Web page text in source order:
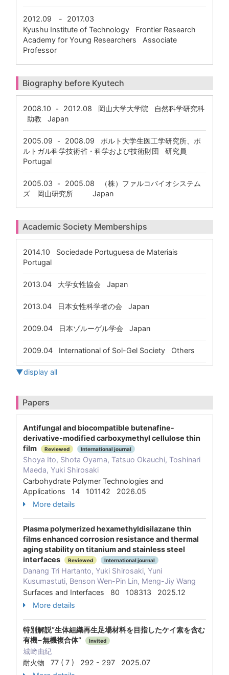
2012.09 -
2017.03
Kyushu Institute of Technology Frontier Research
Academy for Young Researchers Associate
Professor
Biography before Kyutech
2008.10 - 2012.08 岡山大学大学院 自然科学研究科
助教 Japan
2005.09 - 2008.09 ポルト大学生医工学研究所、ポ
ルトガル科学技術省・科学および技術財団 研究員
Portugal
2005.03 - 2005.08 （株）ファルコバイオシステム
ズ 岡山研究所 Japan
Academic Society Memberships
2014.10 Sociedade Portuguesa de Materiais
Portugal
2013.04 大学女性協会 Japan
2013.04 日本女性科学者の会 Japan
2009.04 日本ゾルーゲル学会 Japan
2009.04 International of Sol-Gel Society Others
▼display all
Papers
Antifungal and biocompatible butenafine-
derivative-modified carboxymethyl cellulose thin
film
Reviewed International journal
Shoya Ito, Shota Oyama, Tatsuo Okauchi, Toshinari
Maeda, Yuki Shirosaki
Carbohydrate Polymer Technologies and
Applications 14 101142 2026.05
More details
Plasma polymerized hexamethyldisilazane thin
films enhanced corrosion resistance and thermal
aging stability on titanium and stainless steel
interfaces
Reviewed International journal
Danang Tri Hartanto, Yuki Shirosaki, Yuni
Kusumastuti, Benson Wen-Pin Lin, Meng-Jiy Wang
Surfaces and Interfaces 80 108313 2025.12
More details
特別解説“生体組織再生足場材料を目指したケイ素を含む
有機−無機複合体”
Invited
城﨑由紀
耐火物 77 ( 7 ) 292 - 297 2025.07